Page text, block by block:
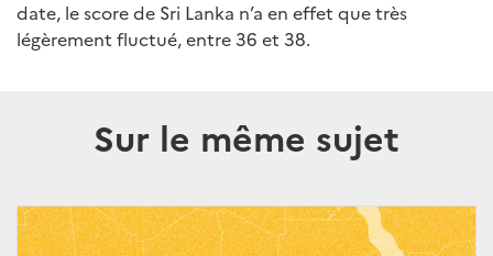
date, le score de Sri Lanka n’a en effet que très
légèrement fluctué, entre 36 et 38.
Sur le même sujet